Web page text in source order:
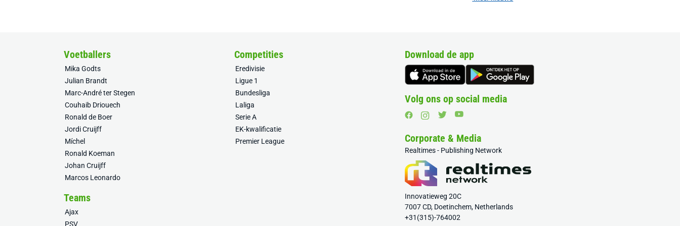
Voetballers
Mika Godts
Julian Brandt
Marc-André ter Stegen
Couhaib Driouech
Ronald de Boer
Jordi Cruijff
Míchel
Ronald Koeman
Johan Cruijff
Marcos Leonardo
Competities
Eredivisie
Ligue 1
Bundesliga
Laliga
Serie A
EK-kwalificatie
Premier League
Teams
Ajax
PSV
Download de app
Volg ons op social media
Corporate & Media
Realtimes - Publishing Network
Innovatieweg 20C
7007 CD, Doetinchem, Netherlands
+31(315)-764002